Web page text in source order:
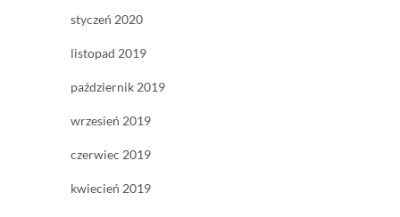
styczeń 2020
listopad 2019
październik 2019
wrzesień 2019
czerwiec 2019
kwiecień 2019